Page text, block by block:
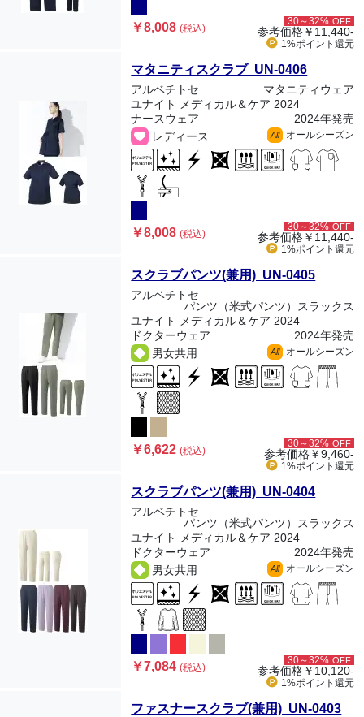
￥8,008(税込)
30～32% OFF
参考価格￥11,440-
1%ポイント 還元
マタニティスクラブ UN-0406
アルベチトセ
マタニティウェア
ユナイト メディカル＆ケア 2024
ナースウェア
2024年発売
レディース
All オールシーズン
￥8,008(税込)
30～32% OFF
参考価格￥11,440-
1%ポイント 還元
スクラブパンツ(兼用) UN-0405
アルベチトセ
パンツ（米式パンツ）スラックス
ユナイト メディカル＆ケア 2024
ドクターウェア
2024年発売
男女共用
All オールシーズン
￥6,622(税込)
30～32% OFF
参考価格￥9,460-
1%ポイント 還元
スクラブパンツ(兼用) UN-0404
アルベチトセ
パンツ（米式パンツ）スラックス
ユナイト メディカル＆ケア 2024
ドクターウェア
2024年発売
男女共用
All オールシーズン
￥7,084(税込)
30～32% OFF
参考価格￥10,120-
1%ポイント 還元
ファスナースクラブ(兼用) UN-0403